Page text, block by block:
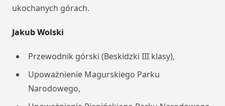
ukochanych górach.
Jakub Wolski
Przewodnik górski (Beskidzki III klasy),
Upoważnienie Magurskiego Parku
Narodowego,